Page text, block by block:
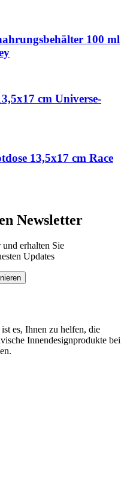
100 ml
cm Universe-
13,5x17 cm Race
Newsletter
erhalten Sie
Updates
es, Ihnen zu helfen, die
Innendesignprodukte bei